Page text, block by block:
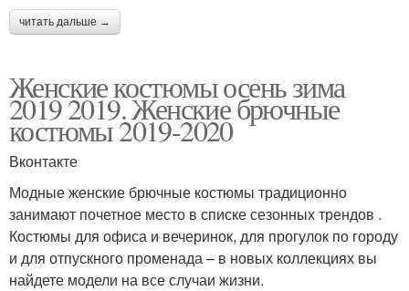
читать дальше →
Женские костюмы осень зима
2019 2019. Женские брючные
костюмы 2019-2020
Вконтакте
Модные женские брючные костюмы традиционно
занимают почетное место в списке сезонных трендов .
Костюмы для офиса и вечеринок, для прогулок по городу
и для отпускного променада – в новых коллекциях вы
найдете модели на все случаи жизни.